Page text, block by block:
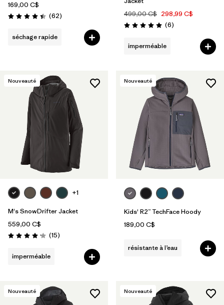
169,00 C$
Évaluation: 4.5 / 5
(62Avis
)
séchage rapide
499,00 C$ 298,99 C$
Évaluation: 5.0 / 5
(6Avis
)
imperméable
Nouveauté
+1
M's SnowDrifter Jacket
559,00 C$
Évaluation: 4.2 / 5
(15Avis
)
imperméable
Nouveauté
Kids' R2™ TechFace Hoody
189,00 C$
résistante à l’eau
Nouveauté Nouveauté